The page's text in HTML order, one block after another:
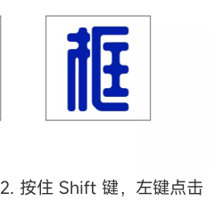
2. 按住 Shift 键，左键点击